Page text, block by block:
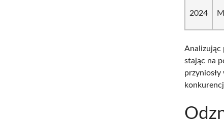
2024
Analizując
stając na